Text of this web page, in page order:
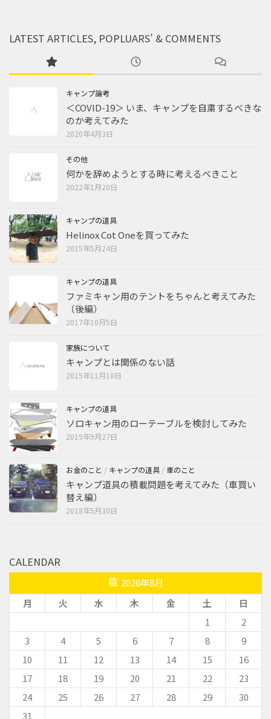
LATEST ARTICLES, POPLUARS’ & COMMENTS
キャンプ論考
＜COVID-19＞ いま、キャンプを自粛するべきな
のか考えてみた
2020年4月3日
その他
何かを辞めようとする時に考えるべきこと
2022年1月20日
キャンプの道具
Helinox Cot Oneを買ってみた
2015年5月24日
キャンプの道具
ファミキャン用のテントをちゃんと考えてみた
（後編）
2017年10月5日
家族について
キャンプとは関係のない話
2015年11月10日
キャンプの道具
ソロキャン用のローテーブルを検討してみた
2019年9月27日
お金のこと / キャンプの道具 / 車のこと
キャンプ道具の積載問題を考えてみた（車買い
替え編）
2018年5月30日
CALENDAR
2026年8月
月
火 水 木 金 土
日
1
2
3
4 5 6 7 8
9
10
11 12 13 14 15
16
17
18 19 20 21 22
23
24
25 26 27 28 29
30
31